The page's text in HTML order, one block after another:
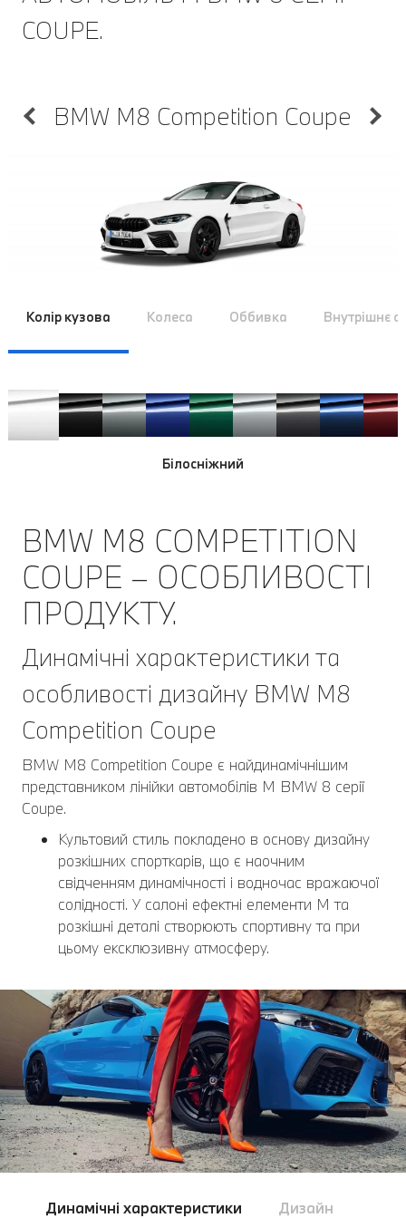
COUPE.
BMW M8 Competition Coupe
Колір кузова Колеса Оббивка Внутрішнє
Білосніжний
Білосніжний
Білосніжний
BMW M8 COMPETITION
COUPE – ОСОБЛИВОСТІ
ПРОДУКТУ.
Динамічні характеристики та
особливості дизайну BMW M8
Competition Coupe
BMW M8 Competition Coupe є найдинамічнішим
представником лінійки автомобілів M BMW 8 серії
Coupe.
Культовий стиль покладено в основу дизайну
розкішних спорткарів, що є наочним
свідченням динамічності і водночас вражаючої
солідності. У салоні ефектні елементи M та
розкішні деталі створюють спортивну та при
цьому ексклюзивну атмосферу.
Динамічні характеристики Дизайн